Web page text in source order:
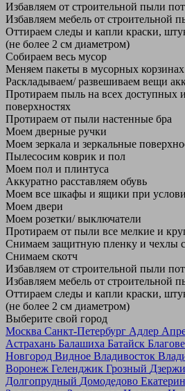
Избавляем от строительной пыли
Избавляем мебель от строительной
Оттираем следы и капли краски,
(не более 2 см диаметром)
Собираем весь мусор
Меняем пакеты в мусорных корзинах
Раскладываем/ развешиваем вещи
Протираем пыль на всех доступных
поверхностях
Протираем от пыли настенные бра
Моем дверные ручки
Моем зеркала и зеркальные
Пылесосим коврик и пол
Моем пол и плинтуса
Аккуратно расставляем обувь
Моем все шкафы и ящики при
Моем двери
Моем розетки/ выключатели
Протираем от пыли все мелкие и
Снимаем защитную пленку и чехлы
Снимаем скотч
Избавляем от строительной пыли
Избавляем мебель от строительной
Оттираем следы и капли краски,
(не более 2 см диаметром)
Выберите свой город
Москва Санкт-Петербург Адлер
Астрахань Балашиха Батайск
Новгород Видное Владивосток
Воронеж Геленджик Грозный
Долгопрудный Домодедово